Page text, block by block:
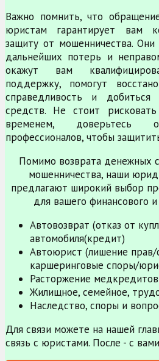
Важно помнить, что
юристам гарантирует вам
защиту от мошенничества.
дальнейших потерь и
окажут вам
поддержку, помогут
справедливость и добиться
средств. Не стоит
временем,
профессионалов, чтобы
Помимо возврата денежных
мошенничества, наши
предлагают широкий выбор
для вашего финансового
Автовозврат (отказ от
автомобиля(кредит)
Автоюрист (лишение
каршеринговые споры/
Расторжение медкредитов
Жилищное, семейное,
Наследство, споры и
Для связи можете на нашей
связь с юристами. После - с